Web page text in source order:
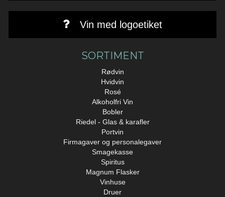
Vin med logoetiket
SORTIMENT
Rødvin
Hvidvin
Rosé
Alkoholfri Vin
Bobler
Riedel - Glas & karafler
Portvin
Firmagaver og personalegaver
Smagekasse
Spiritus
Magnum Flasker
Vinhuse
Druer